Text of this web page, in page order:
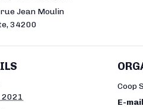
2021
Coop
E-mail
Jean Moulin
,34200